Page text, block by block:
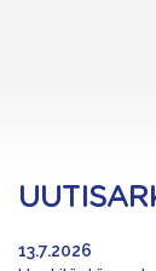
13.7.2026